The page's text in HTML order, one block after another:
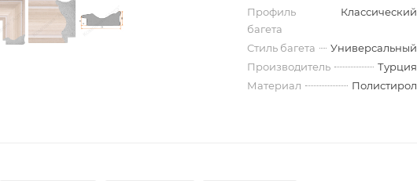
Профиль
багета
Классический
Стиль багета
Универсальный
Производитель
Турция
Материал
Полистирол